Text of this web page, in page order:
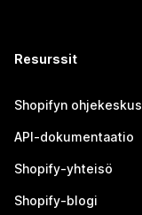
Resurssit
Shopifyn ohjekeskus
API-dokumentaatio
Shopify-yhteisö
Shopify-blogi